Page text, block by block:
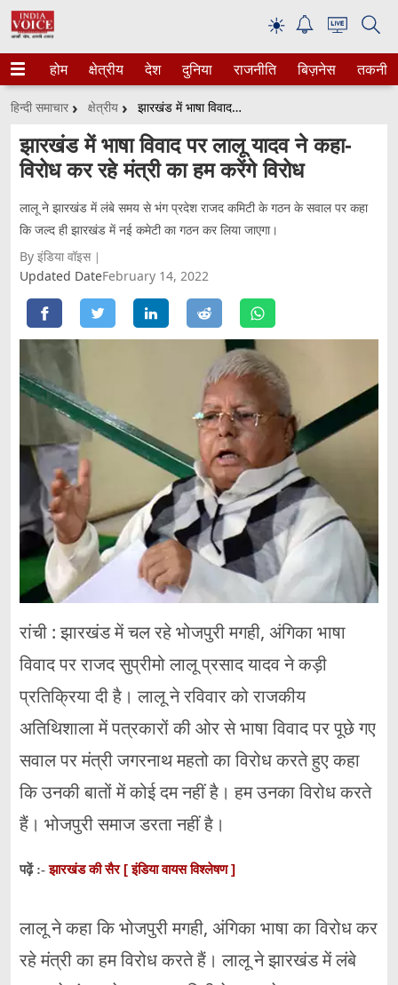
☀
होम क्षेत्रीय देश दुनिया राजनीति बिज़नेस तकनीक
हिन्दी समाचार क्षेत्रीय झारखंड में भाषा विवाद पर लालू यादव ने कहा- विरोध कर रहे मंत्री का हम करेंगे विरोध
झारखंड में भाषा विवाद पर लालू यादव ने कहा-
विरोध कर रहे मंत्री का हम करेंगे विरोध
लालू ने झारखंड में लंबे समय से भंग प्रदेश राजद कमिटी के गठन के सवाल पर कहा
कि जल्द ही झारखंड में नई कमेटी का गठन कर लिया जाएगा।
By इंडिया वॉइस
Updated DateFebruary 14, 2022
रांची : झारखंड में चल रहे भोजपुरी मगही, अंगिका भाषा
विवाद पर राजद सुप्रीमो लालू प्रसाद यादव ने कड़ी
प्रतिक्रिया दी है। लालू ने रविवार को राजकीय
अतिथिशाला में पत्रकारों की ओर से भाषा विवाद पर पूछे गए
सवाल पर मंत्री जगरनाथ महतो का विरोध करते हुए कहा
कि उनकी बातों में कोई दम नहीं है। हम उनका विरोध करते
हैं। भोजपुरी समाज डरता नहीं है।
पढ़ें :-झारखंड की सैर [ इंडिया वायस विश्लेषण ]
लालू ने कहा कि भोजपुरी मगही, अंगिका भाषा का विरोध कर
रहे मंत्री का हम विरोध करते हैं। लालू ने झारखंड में लंबे